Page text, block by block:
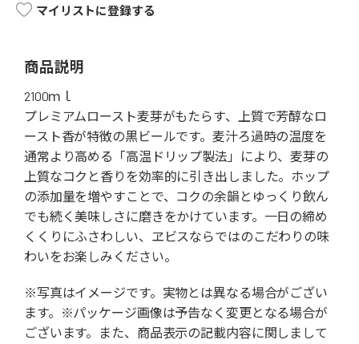
マイリストに登録する
商品説明
2100ｍｌ
プレミアムロースト麦芽がもたらす、上質で芳醇なロ
ースト香が特徴の黒ビールです。麦汁ろ過時の温度を
通常より高める「高温ドリップ製法」により、麦芽の
上質なコクと香りを効率的に引き出しました。ホップ
の添加量を増やすことで、コクの余韻とゆっくり飲ん
でも続く美味しさに磨きをかけています。一日の締め
くくりにふさわしい、ヱビスならではのこだわりの味
わいをお楽しみください。
※写真はイメージです。実物とは異なる場合がござい
ます。※パッケージ画像は予告なく変更となる場合が
ございます。また、商品表示の記載内容に関しまして